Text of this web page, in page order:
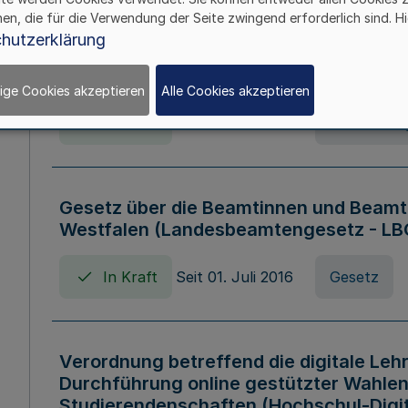
Verordnung über die
Nordrhein-Westfalen
Gesetz über die Beamtinnen und
Westfalen (Landesbeamtengesetz -
In Kraft Seit 01. Juli 2016 Gesetz
Verordnung betreffend die digitale
Durchführung online gestützter
die für die Verwendung der Seite zwingend erforderlich sind.
Cookies akzeptieren Alle Cookies akzeptieren